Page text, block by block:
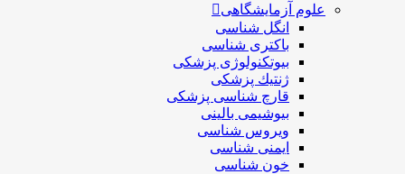
علوم آزمایشگاهی
انگل شناسی
باکتری شناسی
بیوتکنولوژی پزشکی
ژنتيك پزشکی
قارچ شناسی پزشكی
بیوشیمی بالینی
ویروس شناسی
ایمنی شناسی
خون شناسی